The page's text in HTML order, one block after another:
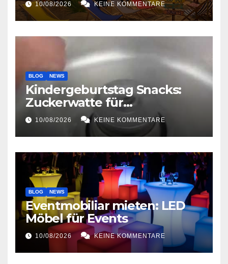
10/08/2026 KEINE KOMMENTARE
BLOG NEWS
Kindergeburtstag Snacks:
Zuckerwatte für
Kindergeburtstage
10/08/2026 KEINE KOMMENTARE
BLOG NEWS
Eventmobiliar mieten: LED
Möbel für Events
10/08/2026 KEINE KOMMENTARE